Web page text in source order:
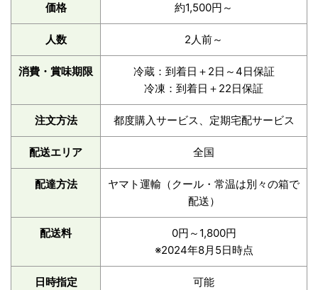
価格 約1,500円～
人数 2人前～
消費・賞味期限
冷蔵：到着日＋2日～4日保証
冷凍：到着日＋22日保証
注文方法 都度購入サービス、定期宅配サービス
配送エリア 全国
配達方法
ヤマト運輸（クール・常温は別々の箱で
配送）
配送料
0円～1,800円
※2024年8月5日時点
日時指定 可能